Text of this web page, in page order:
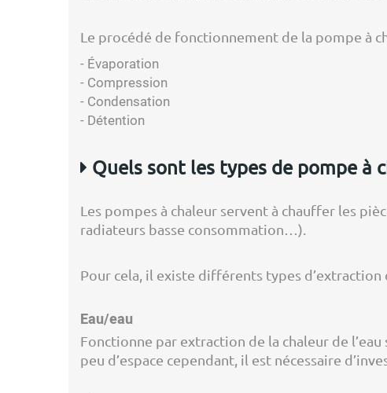
Le procédé de fonctionnement de la pompe à
- Évaporation
- Compression
- Condensation
- Détention
Quels sont les types de pompe à
Les pompes à chaleur servent à chauffer les
radiateurs basse consommation…).
Pour cela, il existe différents types d’extraction
Eau/eau
Fonctionne par extraction de la chaleur de
peu d’espace cependant, il est nécessaire